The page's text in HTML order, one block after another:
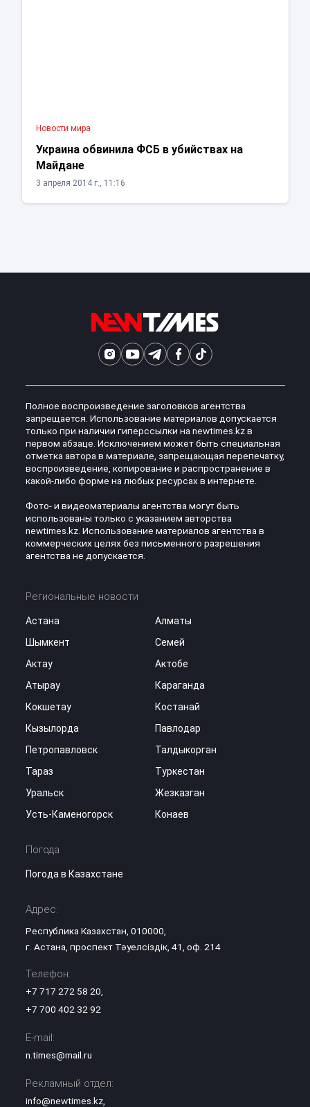
Новости мира
Украина обвинила ФСБ в убийствах на
Майдане
3 апреля 2014 г., 11:16
Полное воспроизведение заголовков агентства
запрещается. Использование материалов допускается
только при наличии гиперссылки на newtimes.kz в
первом абзаце. Исключением может быть специальная
отметка автора в материале, запрещающая перепечатку,
воспроизведение, копирование и распространение в
какой-либо форме на любых ресурсах в интернете.
Фото- и видеоматериалы агентства могут быть
использованы только с указанием авторства
newtimes.kz. Использование материалов агентства в
коммерческих целях без письменного разрешения
агентства не допускается.
Региональные новости
Астана
Алматы
Шымкент
Семей
Актау
Актобе
Атырау
Караганда
Кокшетау
Костанай
Кызылорда
Павлодар
Петропавловск
Талдыкорган
Тараз
Туркестан
Уральск
Жезказган
Усть-Каменогорск
Конаев
Погода
Погода в Казахстане
Адрес:
Республика Казахстан, 010000,
г. Астана, проспект Тәуелсіздік, 41, оф. 214
Телефон:
+7 717 272 58 20,
+7 700 402 32 92
E-mail:
n.times@mail.ru
Рекламный отдел:
info@newtimes.kz,